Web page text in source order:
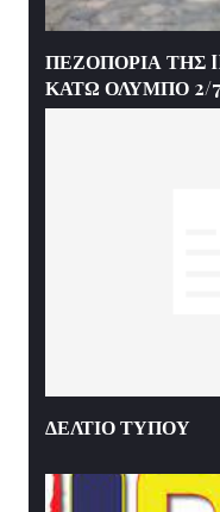
ΠΕΖΟΠΟΡΙΑ ΤΗΣ
ΚΑΤΩ ΟΛΥΜΠΟ 2/
ΔΕΛΤΙΟ ΤΥΠΟΥ